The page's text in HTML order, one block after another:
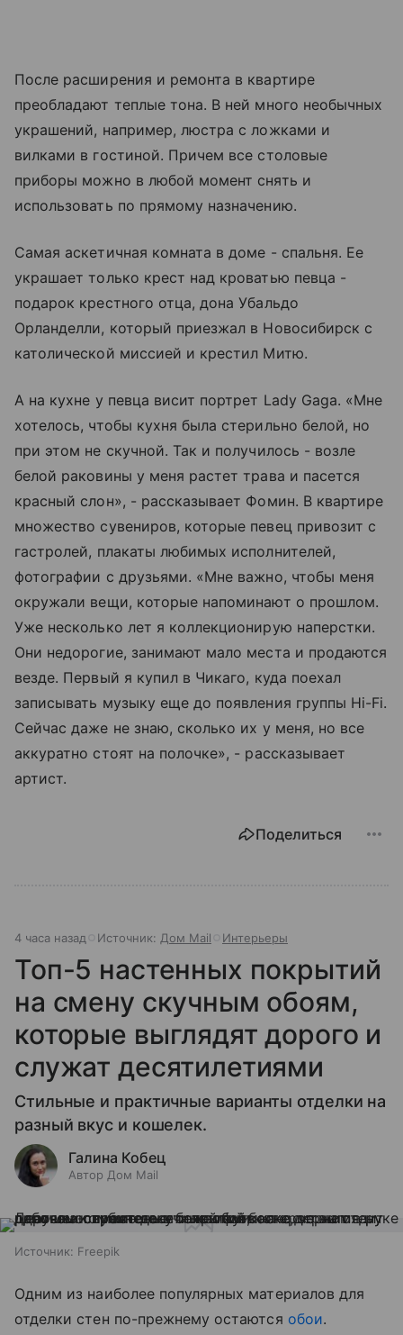
После расширения и ремонта в квартире
преобладают теплые тона. В ней много необычных
украшений, например, люстра с ложками и
вилками в гостиной. Причем все столовые
приборы можно в любой момент снять и
использовать по прямому назначению.
Самая аскетичная комната в доме - спальня. Ее
украшает только крест над кроватью певца -
подарок крестного отца, дона Убальдо
Орланделли, который приезжал в Новосибирск с
католической миссией и крестил Митю.
А на кухне у певца висит портрет Lady Gaga. «Мне
хотелось, чтобы кухня была стерильно белой, но
при этом не скучной. Так и получилось - возле
белой раковины у меня растет трава и пасется
красный слон», - рассказывает Фомин. В квартире
множество сувениров, которые певец привозит с
гастролей, плакаты любимых исполнителей,
фотографии с друзьями. «Мне важно, чтобы меня
окружали вещи, которые напоминают о прошлом.
Уже несколько лет я коллекционирую наперстки.
Они недорогие, занимают мало места и продаются
везде. Первый я купил в Чикаго, куда поехал
записывать музыку еще до появления группы Hi-Fi.
Сейчас даже не знаю, сколько их у меня, но все
аккуратно стоят на полочке», - рассказывает
артист.
Поделиться
4 часа назад Источник: Дом Mail Интерьеры
Топ-5 настенных покрытий
на смену скучным обоям,
которые выглядят дорого и
служат десятилетиями
Стильные и практичные варианты отделки на
разный вкус и кошелек.
Галина Кобец
Автор Дом Mail
Источник: Freepik
Одним из наиболее популярных материалов для
отделки стен по-прежнему остаются обои.